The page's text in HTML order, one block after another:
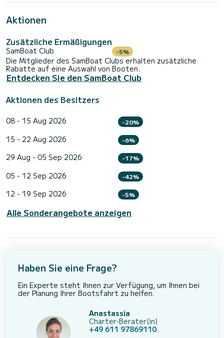
Aktionen
Zusätzliche Ermäßigungen
SamBoat Club -5%
Die Mitglieder des SamBoat Clubs erhalten zusätzliche
Rabatte auf eine Auswahl von Booten.
Entdecken Sie den SamBoat Club
Aktionen des Besitzers
08 - 15 Aug 2026 -20%
15 - 22 Aug 2026 -6%
29 Aug - 05 Sep 2026 -17%
05 - 12 Sep 2026 -42%
12 - 19 Sep 2026 -5%
Alle Sonderangebote anzeigen
Haben Sie eine Frage?
Ein Experte steht Ihnen zur Verfügung, um Ihnen bei
der Planung Ihrer Bootsfahrt zu helfen.
Anastassia
Charter-Berater(in)
+49 611 97869110